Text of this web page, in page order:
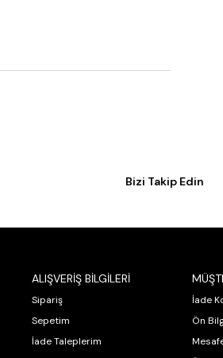
Bizi Takip Edin
ALIŞVERİŞ BİLGİLERİ
Sipariş
Sepetim
İade Taleplerim
İade
Ön